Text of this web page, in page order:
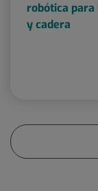
robótica
y cadera